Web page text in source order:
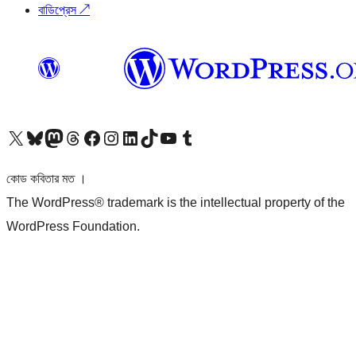
বাডিপ্রেস↗
আমাদের X (আগের টুইটার) অ্যাকাউন্টে যানআমাদের Bluesky অ্যাকাউন্টটি দেখুনআমাদের মাস্টোডন অ্যাকাউন্টটি দেখুনআমাদের থ্রেডস অ্যাকাউন্টটি দেখুনআমাদের ফেসবুক পেজ দেখুনআমাদের ইন্সটাগ্রাম অ্যাকাউন্ট দেখুনআমাদের লিঙ্কডইন অ্যাকাউন্টে যানআমাদের TikTok অ্যাকাউন্টটি দেখুনআমাদের ইউটিউব চ্যানেলে যান আমাদের টাম্বলার অ্যাকাউন্ট দেখুন
কোড কবিতার মত ।
The WordPress® trademark is the intellectual property of the
WordPress Foundation.